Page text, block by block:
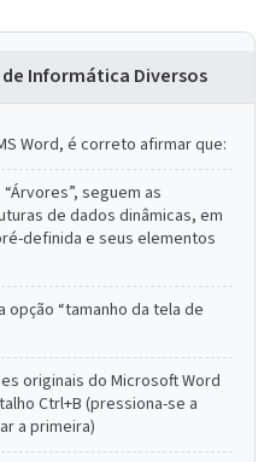
Informática Diversos
Word, é correto afirmar que:
seguem as
de dados dinâmicas, em
definida e seus elementos
opção “tamanho da tela de
originais do Microsoft Word
Ctrl+B (pressiona-se a
a primeira)